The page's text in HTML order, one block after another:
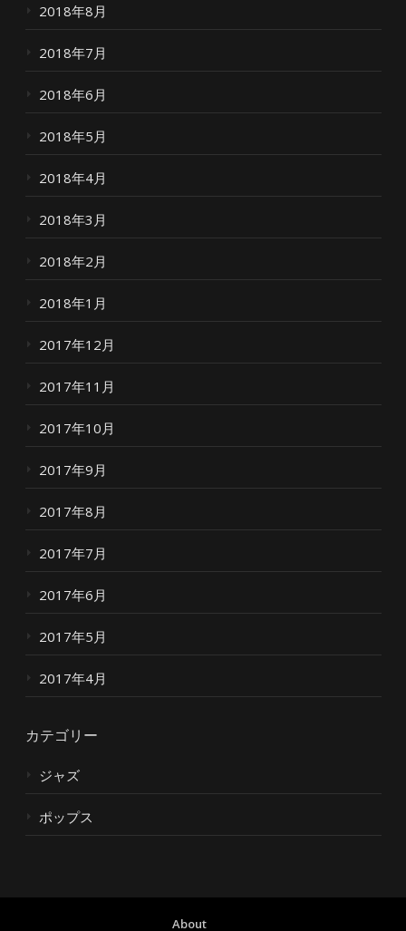
2018年8月
2018年7月
2018年6月
2018年5月
2018年4月
2018年3月
2018年2月
2018年1月
2017年12月
2017年11月
2017年10月
2017年9月
2017年8月
2017年7月
2017年6月
2017年5月
2017年4月
カテゴリー
ジャズ
ポップス
About